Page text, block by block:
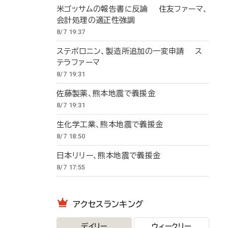
米ゴッサムの報告書に反論 住友ファーマ、
会計処理の適正性強調
8/7 19:37
ステボロニン、製造所追加の一変申請 ス
テラファーマ
8/7 19:31
佐藤製薬、熊本地震で義援金
8/7 19:31
生化学工業、熊本地震で義援金
8/7 18:50
日本リリー、熊本地震で義援金
8/7 17:55
アクセスランキング
デイリー ウィークリー